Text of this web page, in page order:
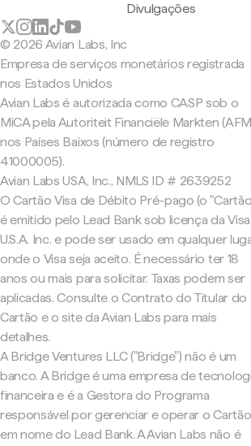
Divulgações
© 2026 Avian Labs, Inc
Empresa de serviços monetários registrada
nos Estados Unidos
Avian Labs é autorizada como CASP sob o
MiCA pela Autoriteit Financiële Markten
nos Países Baixos (número de registro
41000005).
Avian Labs USA, Inc., NMLS ID # 2639252
O Cartão Visa de Débito Pré-pago (o
é emitido pelo Lead Bank sob licença da Visa
U.S.A. Inc. e pode ser usado em qualquer
onde o Visa seja aceito. É necessário ter 18
anos ou mais para solicitar. Taxas podem ser
aplicadas. Consulte o Contrato do Titular do
Cartão e o site da Avian Labs para mais
detalhes.
A Bridge Ventures LLC ("Bridge") não é um
banco. A Bridge é uma empresa de
financeira e é a Gestora do Programa
responsável por gerenciar e operar o Cartão
em nome do Lead Bank. A Avian Labs não é